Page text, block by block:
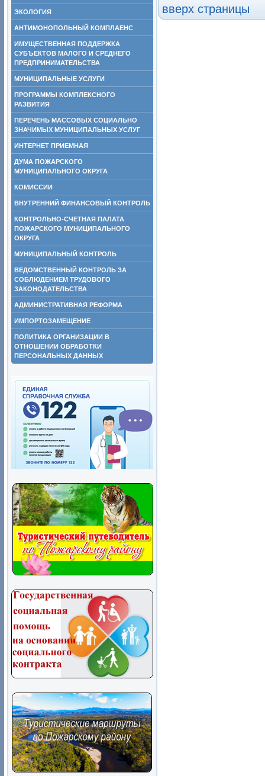
ЭКОЛОГИЯ
АНТИМОНОПОЛЬНЫЙ КОМПЛАЕНС
ИМУЩЕСТВЕННАЯ ПОДДЕРЖКА
СУБЪЕКТОВ МАЛОГО И СРЕДНЕГО
ПРЕДПРИНИМАТЕЛЬСТВА
МУНИЦИПАЛЬНЫЕ УСЛУГИ
ПРОГРАММЫ КОМПЛЕКСНОГО
РАЗВИТИЯ
ПЕРЕЧЕНЬ МАССОВЫХ СОЦИАЛЬНО
ЗНАЧИМЫХ МУНИЦИПАЛЬНЫХ УСЛУГ
ИНТЕРНЕТ ПРИЕМНАЯ
ДУМА ПОЖАРСКОГО
МУНИЦИПАЛЬНОГО ОКРУГА
КОМИССИИ
ВНУТРЕННИЙ ФИНАНСОВЫЙ КОНТРОЛЬ
КОНТРОЛЬНО-СЧЕТНАЯ ПАЛАТА
ПОЖАРСКОГО МУНИЦИПАЛЬНОГО
ОКРУГА
МУНИЦИПАЛЬНЫЙ КОНТРОЛЬ
ВЕДОМСТВЕННЫЙ КОНТРОЛЬ ЗА
СОБЛЮДЕНИЕМ ТРУДОВОГО
ЗАКОНОДАТЕЛЬСТВА
АДМИНИСТРАТИВНАЯ РЕФОРМА
ИМПОРТОЗАМЕЩЕНИЕ
ПОЛИТИКА ОРГАНИЗАЦИИ В
ОТНОШЕНИИ ОБРАБОТКИ
ПЕРСОНАЛЬНЫХ ДАННЫХ
вверх страницы